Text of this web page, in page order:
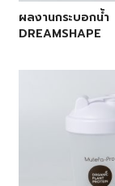
ผลงานกระบอกน้ำ
DREAMSHAPE